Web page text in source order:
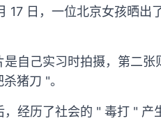
17 日，一位北京女孩晒出
自己实习时拍摄，第二
猪刀 "。
经历了社会的 " 毒打 "